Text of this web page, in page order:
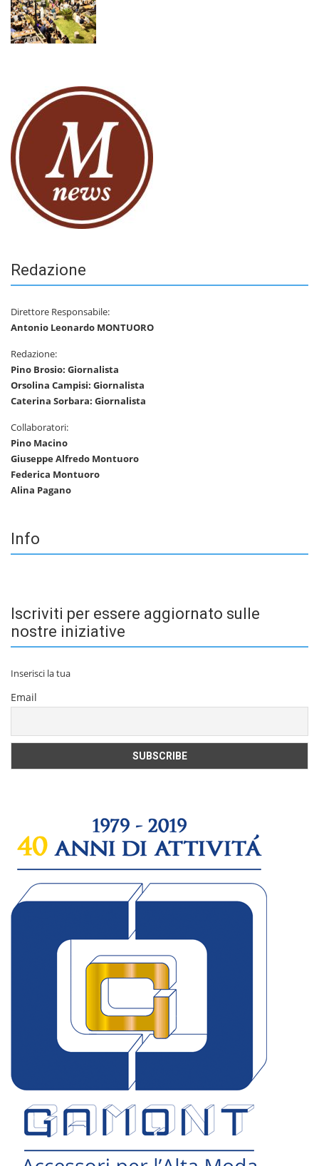
Redazione
Direttore Responsabile:
Antonio Leonardo MONTUORO
Redazione:
Pino Brosio: Giornalista
Orsolina Campisi: Giornalista
Caterina Sorbara: Giornalista
Collaboratori:
Pino Macino
Giuseppe Alfredo Montuoro
Federica Montuoro
Alina Pagano
Info
Iscriviti per essere aggiornato sulle
nostre iniziative
Inserisci la tua
Email